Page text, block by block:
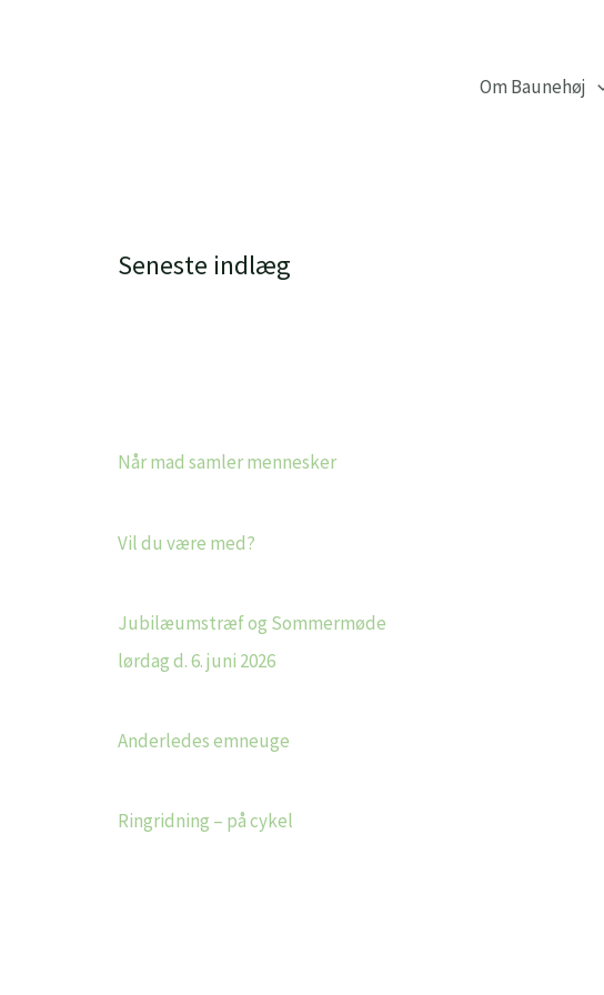
Om Baunehøj
Seneste indlæg
Når mad samler mennesker
Vil du være med?
Jubilæumstræf og Sommermøde
lørdag d. 6. juni 2026
Anderledes emneuge
Ringridning – på cykel